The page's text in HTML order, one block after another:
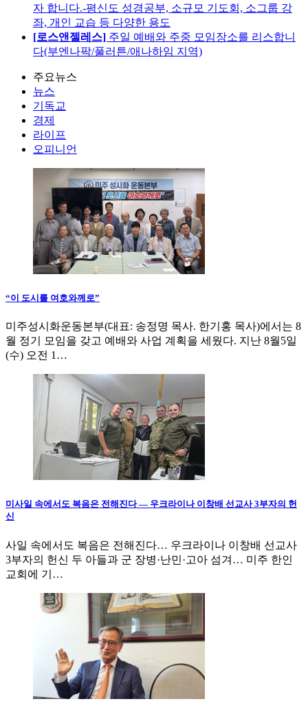
자 합니다.-평신도 성경공부, 소규모 기도회, 소그룹 강
좌, 개인 교습 등 다양한 용도
[로스앤젤레스] 주일 예배와 주중 모임장소를 리스합니
다(부엔나팍/풀러튼/애나하임 지역)
주요뉴스
뉴스
기독교
경제
라이프
오피니언
“이 도시를 여호와께로”
미주성시화운동본부(대표: 송정명 목사. 한기홍 목사)에서는 8
월 정기 모임을 갖고 예배와 사업 계획을 세웠다. 지난 8월5일
(수) 오전 1…
미사일 속에서도 복음은 전해진다 — 우크라이나 이창배 선교사 3부자의 헌
신
사일 속에서도 복음은 전해진다… 우크라이나 이창배 선교사
3부자의 헌신 두 아들과 군 장병·난민·고아 섬겨… 미주 한인
교회에 기…